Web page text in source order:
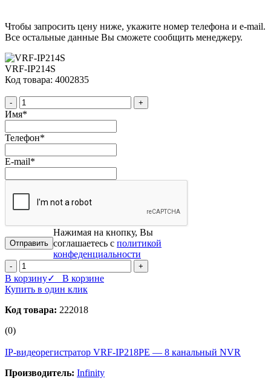
Чтобы запросить цену ниже, укажите номер телефона и e-mail.
Все остальные данные Вы сможете сообщить менеджеру.
VRF-IP214S
Код товара: 4002835
- +
Имя*
Телефон*
E-mail*
Нажимая на кнопку, Вы
соглашаетесь с политикой
конфеденциальности
- +
В корзину✓ В корзине
Купить в один клик
Код товара: 222018
(0)
IP-видеорегистратор VRF-IP218PE — 8 канальный NVR
Производитель: Infinity